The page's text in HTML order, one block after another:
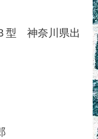
型 神奈川県出